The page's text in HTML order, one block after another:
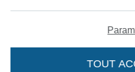
Deutsch
TOUT